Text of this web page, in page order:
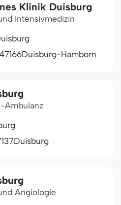
Klinik Duisburg
Intensivmedizin
Duisburg-Hamborn
Ambulanz
Duisburg
Angiologie